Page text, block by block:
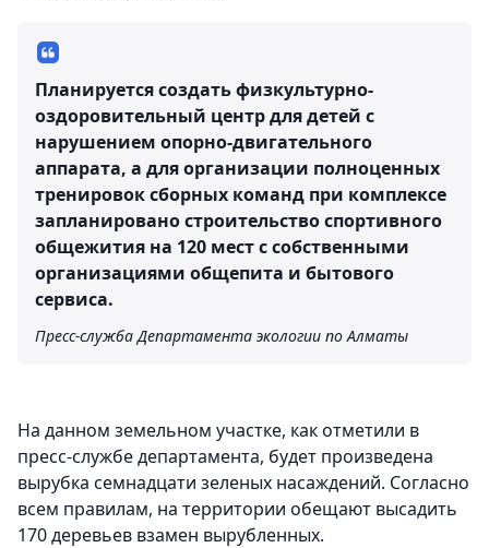
Планируется создать физкультурно-
оздоровительный центр для детей с
нарушением опорно-двигательного
аппарата, а для организации полноценных
тренировок сборных команд при комплексе
запланировано строительство спортивного
общежития на 120 мест с собственными
организациями общепита и бытового
сервиса.
Пресс-служба Департамента экологии по Алматы
На данном земельном участке, как отметили в
пресс-службе департамента, будет произведена
вырубка семнадцати зеленых насаждений. Согласно
всем правилам, на территории обещают высадить
170 деревьев взамен вырубленных.